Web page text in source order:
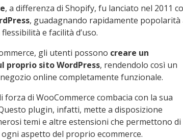
, a differenza di Shopify, fu lanciato nel 2011
, guadagnando rapidamente popolarità
e facilità d’uso.
gli utenti possono creare un
proprio sito WordPress, rendendolo così un
online completamente funzionale.
forza di WooCommerce combacia con la sua
plugin, infatti, mette a disposizione
temi e altre estensioni che permettono di
aspetto del proprio ecommerce.